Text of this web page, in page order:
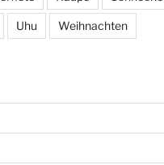
Uhu Weihnachten